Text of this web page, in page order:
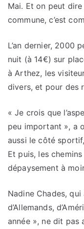
Mai. Et on peut
commune, c’est
L’an dernier, 2000
nuit (à 14€) sur
à Arthez, les
divers, et pour des
« Je crois que
peu important », a
aussi le côté
Et puis, les
dépaysement à
Nadine Chades,
d’Allemands,
année », ne dit pas